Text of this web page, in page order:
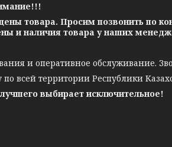
товара. Просим позвонить по
и наличия товара у наших
и оперативное обслуживание.
всей территории Республики
выбирает исключительное!